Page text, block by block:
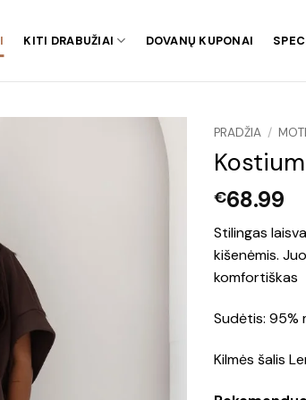
KITI DRABUŽIAI DOVANŲ KUPONAI
PRADŽIA /
€68.99
Stilingas
kišenėmis.
komfortiškas
Sudėtis: 95%
Kilmės šalis